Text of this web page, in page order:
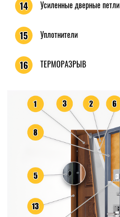
14 Усиленные дверные петли
15 Уплотнители
16 ТЕРМОРАЗРЫВ